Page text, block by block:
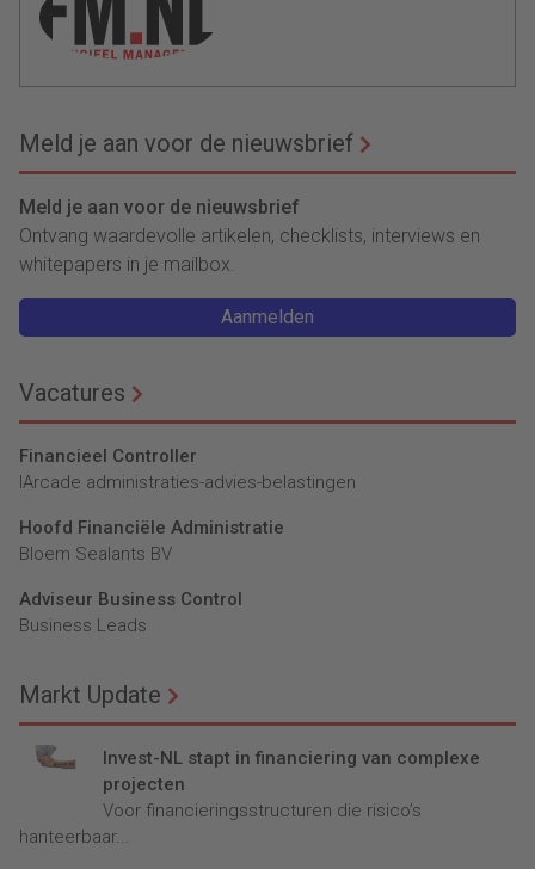
Meld je aan voor de nieuwsbrief
Meld je aan voor de nieuwsbrief
Ontvang waardevolle artikelen, checklists, interviews en
whitepapers in je mailbox.
Aanmelden
Vacatures
Financieel Controller
lArcade administraties-advies-belastingen
Hoofd Financiële Administratie
Bloem Sealants BV
Adviseur Business Control
Business Leads
Markt Update
Invest-NL stapt in financiering van complexe
projecten
Voor financieringsstructuren die risico’s
hanteerbaar...